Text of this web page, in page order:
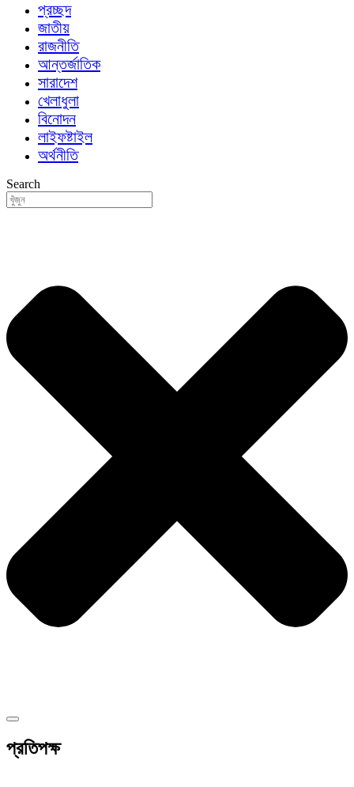
প্রচ্ছদ
জাতীয়
রাজনীতি
আন্তর্জাতিক
সারাদেশ
খেলাধুলা
বিনোদন
লাইফষ্টাইল
অর্থনীতি
Search
প্রতিপক্ষ